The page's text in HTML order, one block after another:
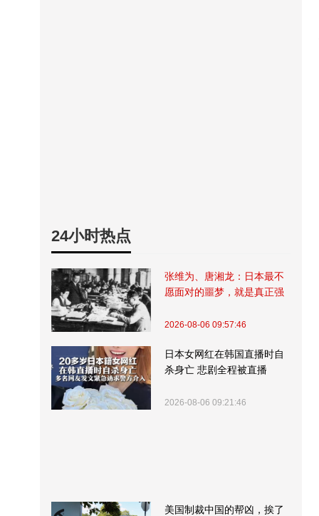
24小时热点
张维为、唐湘龙：日本最不
愿面对的噩梦，就是真正强
2026-08-06 09:57:46
日本女网红在韩国直播时自
杀身亡 悲剧全程被直播
2026-08-06 09:21:46
美国制裁中国的帮凶，挨了